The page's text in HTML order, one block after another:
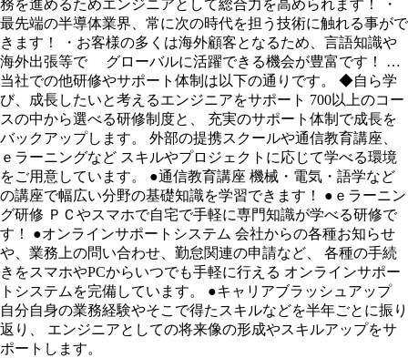
務を進めるためエンジニアとして総合力を高められます！ ・
最先端の半導体業界、常に次の時代を担う技術に触れる事がで
きます！ ・お客様の多くは海外顧客となるため、言語知識や
海外出張等で グローバルに活躍できる機会が豊富です！ …
当社での他研修やサポート体制は以下の通りです。 ◆自ら学
び、成長したいと考えるエンジニアをサポート 700以上のコー
スの中から選べる研修制度と、 充実のサポート体制で成長を
バックアップします。 外部の提携スクールや通信教育講座、
ｅラーニングなど スキルやプロジェクトに応じて学べる環境
をご用意しています。 ●通信教育講座 機械・電気・語学など
の講座で幅広い分野の基礎知識を学習できます！ ●ｅラーニン
グ研修 ＰＣやスマホで自宅で手軽に専門知識が学べる研修で
す！ ●オンラインサポートシステム 会社からの各種お知らせ
や、業務上の問い合わせ、勤怠関連の申請など、 各種の手続
きをスマホやPCからいつでも手軽に行える オンラインサポー
トシステムを完備しています。 ●キャリアブラッシュアップ
自分自身の業務経験やそこで得たスキルなどを半年ごとに振り
返り、 エンジニアとしての将来像の形成やスキルアップをサ
ポートします。